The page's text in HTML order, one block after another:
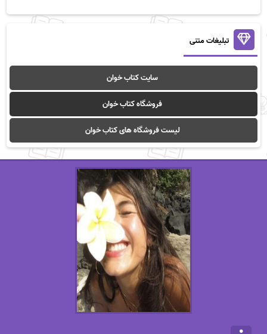
تبلیغات متنی
سایت کتاب خوان
فروشگاه کتاب خوان
لیست فروشگاه های کتاب خوان